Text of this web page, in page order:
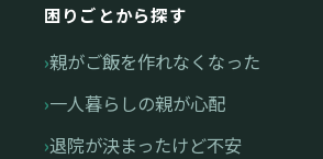
困りごとから探す
親がご飯を作れなくなった
一人暮らしの親が心配
退院が決まったけど不安